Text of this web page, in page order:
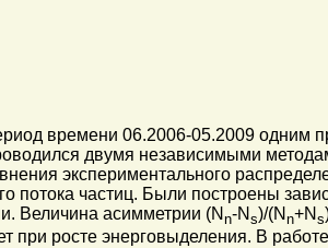
времени 06.2006-05.2009 одним
двумя независимыми
экспериментального
потока частиц. Были построены
Величина асимметрии (Nn-N s)/(N n+N s
при росте энерговыделения. В